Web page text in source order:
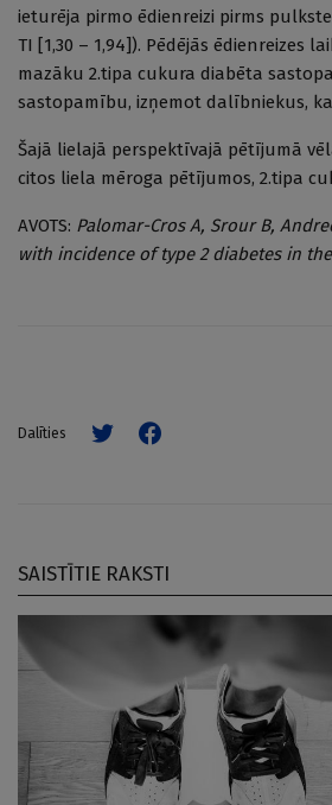
ieturēja pirmo ēdienreizi pirms
TI [1,30 – 1,94]). Pēdējās
mazāku 2.tipa cukura diabēta
sastopamību, izņemot dalībniekus,
Šajā lielajā perspektīvajā pētījumā
citos liela mēroga pētījumos, 2.tipa
AVOTS: Palomar-Cros A, Srour B,
with incidence of type 2 diabetes in
Dalīties
SAISTĪTIE RAKSTI